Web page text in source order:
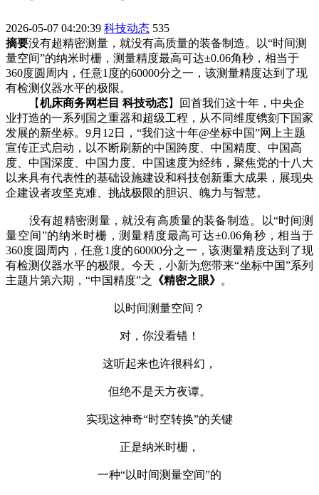
2026-05-07 04:20:39 科技动态 535
摘要没有超精密测量，就没有高质量的装备制造。以“时间测
量空间”的纳米时栅，测量精度最高可达±0.06角秒，相当于
360度圆周内，任意1度的60000分之一，该测量精度达到了现
有检测仪器水平的极限。
【机床商务网栏目 科技动态】回首我们这十年，中央企
业打造的一系列国之重器和超级工程，从不同维度镌刻下国家
发展的新坐标。9月12日，“我们这十年@坐标中国”网上主题
宣传正式启动，以不断刷新的中国跨度、中国精度、中国高
度、中国深度、中国力度、中国速度为经纬，聚焦党的十八大
以来具有代表性的基础设施建设和科技创新重大成果，展现央
企建设者攻坚克难、挑战极限的胆识、魄力与智慧。
没有超精密测量，就没有高质量的装备制造。以“时间测
量空间”的纳米时栅，测量精度最高可达±0.06角秒，相当于
360度圆周内，任意1度的60000分之一，该测量精度达到了现
有检测仪器水平的极限。今天，小新为您带来“坐标中国”系列
主题片第六期，“中国精度”之
《精密之眼》 。
以时间测量空间？
对，你没看错！
这听起来也许很科幻，
但绝不是天方夜谭。
实现这神奇“时空转换”的关键
正是纳米时栅，
一种“以时间测量空间”的